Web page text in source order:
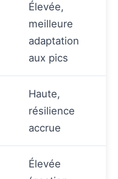
Élevée,
meilleure
adaptation
aux pics
Haute,
résilience
accrue
Élevée